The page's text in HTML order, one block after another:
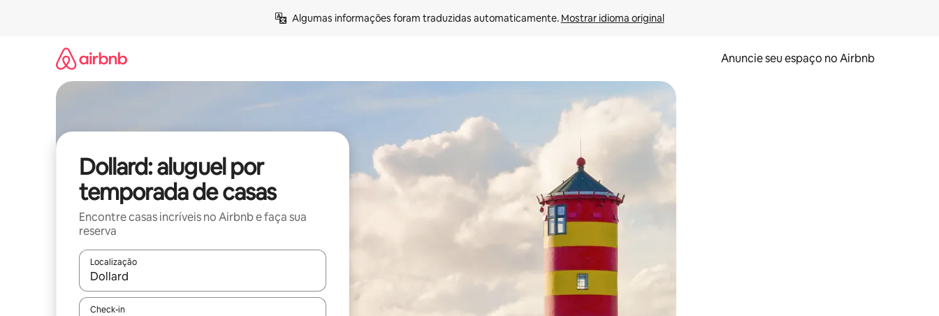
Algumas informações foram traduzidas automaticamente. Mostrar idioma original
Anuncie seu espaço no Airbnb
Dollard: aluguel por
temporada de casas
Encontre casas incríveis no Airbnb e faça sua
reserva
Localização
Quando os resultados estiverem disponíveis, explore-os usando as seta para cima e para baixo do teclado ou tocando e deslizando o dedo na tela.
Check-in